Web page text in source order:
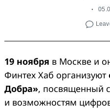
19 ноября в Москве и
Финтех Хаб организуют
Добра», посвященный
и возможностям